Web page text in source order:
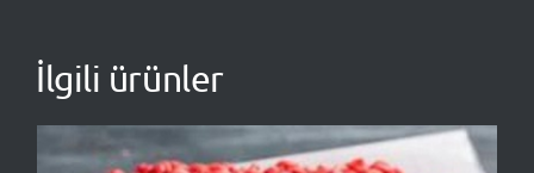
İlgili ürünler